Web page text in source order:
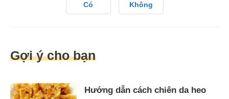
Có Không
Gợi ý cho bạn
Hướng dẫn cách chiên da heo